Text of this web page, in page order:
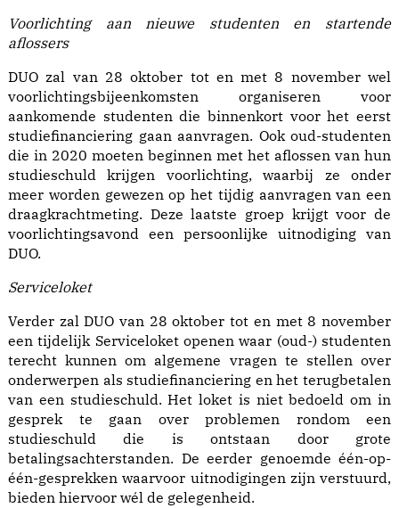
Voorlichting aan nieuwe studenten en startende
aflossers
DUO zal van 28 oktober tot en met 8 november wel
voorlichtingsbijeenkomsten organiseren voor
aankomende studenten die binnenkort voor het eerst
studiefinanciering gaan aanvragen. Ook oud-studenten
die in 2020 moeten beginnen met het aflossen van hun
studieschuld krijgen voorlichting, waarbij ze onder
meer worden gewezen op het tijdig aanvragen van een
draagkrachtmeting. Deze laatste groep krijgt voor de
voorlichtingsavond een persoonlijke uitnodiging van
DUO.
Serviceloket
Verder zal DUO van 28 oktober tot en met 8 november
een tijdelijk Serviceloket openen waar (oud-) studenten
terecht kunnen om algemene vragen te stellen over
onderwerpen als studiefinanciering en het terugbetalen
van een studieschuld. Het loket is niet bedoeld om in
gesprek te gaan over problemen rondom een
studieschuld die is ontstaan door grote
betalingsachterstanden. De eerder genoemde één-op-
één-gesprekken waarvoor uitnodigingen zijn verstuurd,
bieden hiervoor wél de gelegenheid.